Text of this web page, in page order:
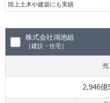
陸上土木や建築にも実績
株式会社鴻池組
［建設・住宅］
売
2,946億